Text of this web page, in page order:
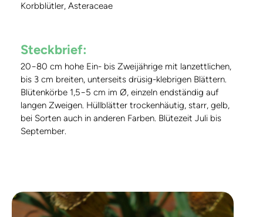
Korbblütler, Asteraceae
Steckbrief:
20−80 cm hohe Ein- bis Zweijährige mit lanzettlichen,
bis 3 cm breiten, unterseits drüsig-klebrigen Blättern.
Blütenkörbe 1,5−5 cm im Ø, einzeln endständig auf
langen Zweigen. Hüllblätter trockenhäutig, starr, gelb,
bei Sorten auch in anderen Farben. Blütezeit Juli bis
September.